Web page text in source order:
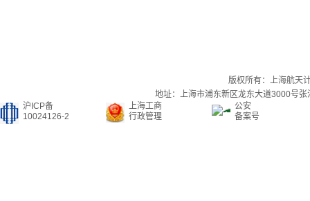
版权所有：上海航天
地址：上海市浦东新区龙东大道3000号
沪ICP备
10024126-2
上海工商
行政管理
公安
备案号